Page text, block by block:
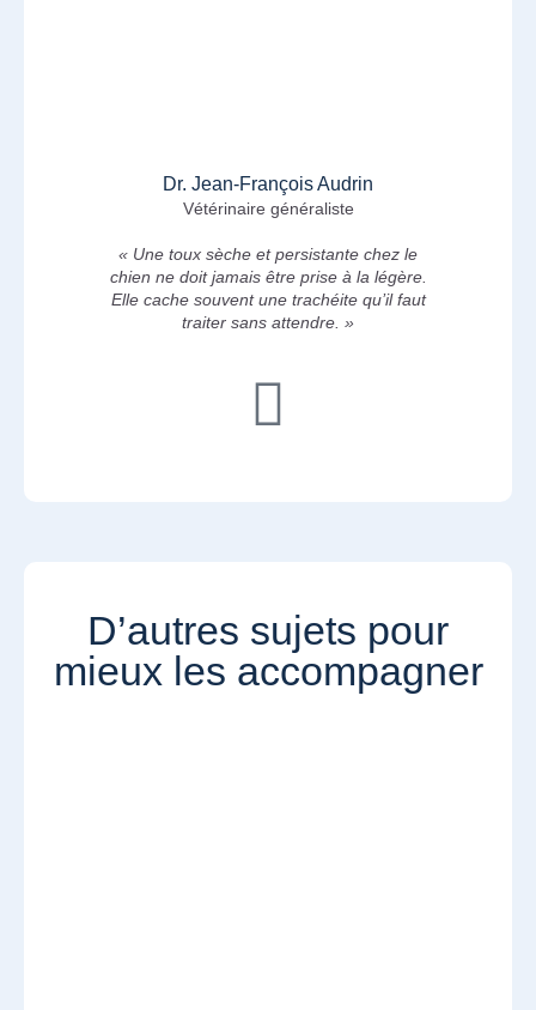
Dr. Jean-François Audrin
Vétérinaire généraliste
« Une toux sèche et persistante chez le
chien ne doit jamais être prise à la légère.
Elle cache souvent une trachéite qu’il faut
traiter sans attendre. »
D’autres sujets pour
mieux les accompagner​​